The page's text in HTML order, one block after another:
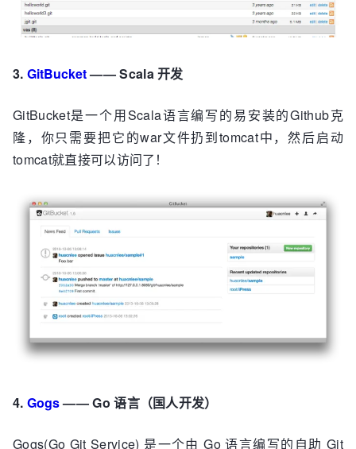
3. GitBucket—— Scala 开发
GitBucket是一个用Scala语言编写的易安装的Github克
隆，你只需要把它的war文件扔到tomcat中，然后启动
tomcat就直接可以访问了！
4. Gogs—— Go 语言（国人开发）
Gogs(Go Git Service) 是一个由 Go 语言编写的自助 Git